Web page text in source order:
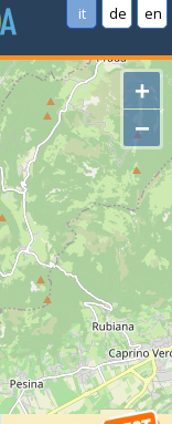
it de en
+
−